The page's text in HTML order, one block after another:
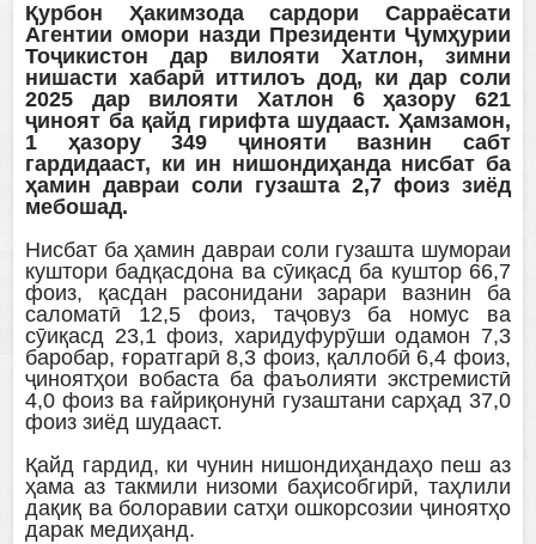
Қурбон Ҳакимзода сардори Сарраёсати
Агентии омори назди Президенти Ҷумҳурии
Тоҷикистон дар вилояти Хатлон, зимни
нишасти хабарӣ иттилоъ дод, ки дар соли
2025 дар вилояти Хатлон 6 ҳазору 621
ҷиноят ба қайд гирифта шудааст. Ҳамзамон,
1 ҳазору 349 ҷинояти вазнин сабт
гардидааст, ки ин нишондиҳанда нисбат ба
ҳамин давраи соли гузашта 2,7 фоиз зиёд
мебошад.
Нисбат ба ҳамин давраи соли гузашта шумораи
куштори бадқасдона ва сӯиқасд ба куштор 66,7
фоиз, қасдан расонидани зарари вазнин ба
саломатӣ 12,5 фоиз, таҷовуз ба номус ва
сӯиқасд 23,1 фоиз, харидуфурӯши одамон 7,3
баробар, ғоратгарӣ 8,3 фоиз, қаллобӣ 6,4 фоиз,
ҷиноятҳои вобаста ба фаъолияти экстремистӣ
4,0 фоиз ва ғайриқонунӣ гузаштани сарҳад 37,0
фоиз зиёд шудааст.
Қайд гардид, ки чунин нишондиҳандаҳо пеш аз
ҳама аз такмили низоми баҳисобгирӣ, таҳлили
дақиқ ва болоравии сатҳи ошкорсозии ҷиноятҳо
дарак медиҳанд.